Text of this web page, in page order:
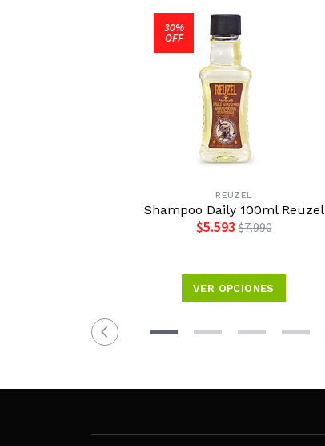
30%
OFF
REUZEL
Shampoo Daily 100ml Reuzel
$5.593 $7.990
VER OPCIONES